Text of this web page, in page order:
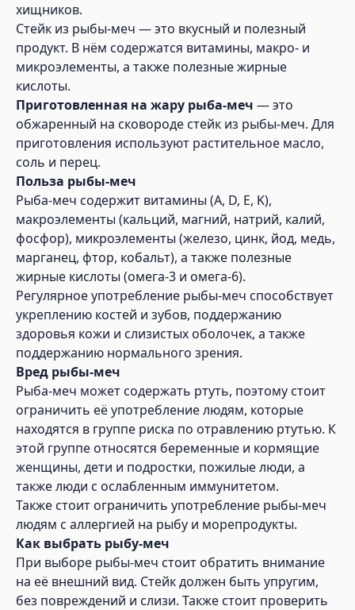
хищников.
Стейк из рыбы-меч — это вкусный и полезный
продукт. В нём содержатся витамины, макро- и
микроэлементы, а также полезные жирные
кислоты.
Приготовленная на жару рыба-меч — это
обжаренный на сковороде стейк из рыбы-меч. Для
приготовления используют растительное масло,
соль и перец.
Польза рыбы-меч
Рыба-меч содержит витамины (A, D, E, K),
макроэлементы (кальций, магний, натрий, калий,
фосфор), микроэлементы (железо, цинк, йод, медь,
марганец, фтор, кобальт), а также полезные
жирные кислоты (омега-3 и омега-6).
Регулярное употребление рыбы-меч способствует
укреплению костей и зубов, поддержанию
здоровья кожи и слизистых оболочек, а также
поддержанию нормального зрения.
Вред рыбы-меч
Рыба-меч может содержать ртуть, поэтому стоит
ограничить её употребление людям, которые
находятся в группе риска по отравлению ртутью. К
этой группе относятся беременные и кормящие
женщины, дети и подростки, пожилые люди, а
также люди с ослабленным иммунитетом.
Также стоит ограничить употребление рыбы-меч
людям с аллергией на рыбу и морепродукты.
Как выбрать рыбу-меч
При выборе рыбы-меч стоит обратить внимание
на её внешний вид. Стейк должен быть упругим,
без повреждений и слизи. Также стоит проверить